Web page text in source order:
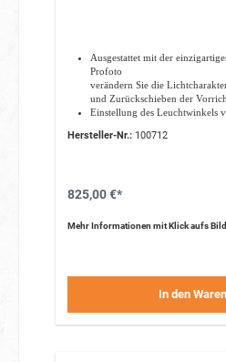
Ausgestattet mit der
Profoto
verändern Sie die
und Zurückschieben der
Einstellung des Leuchtwinkels
Max. Lichtleistung in 2 m
Filmlicht zu imitieren.
Hersteller-Nr.:100712
825,00 €*
Mehr Informationen mit Klick aufs Bild
In den